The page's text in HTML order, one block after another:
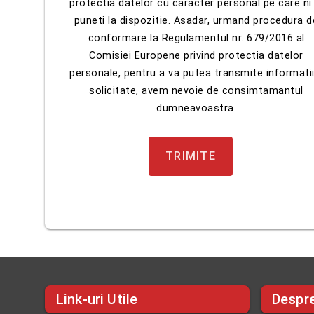
protectia datelor cu caracter personal pe care ni
puneti la dispozitie. Asadar, urmand procedura
conformare la Regulamentul nr. 679/2016 al
Comisiei Europene privind protectia datelor
personale, pentru a va putea transmite
solicitate, avem nevoie de consimtamantul
dumneavoastra.
Link-uri Utile